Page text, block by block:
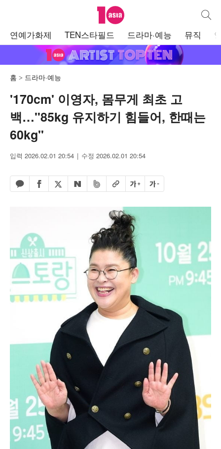
텐아시아 통합
연예가화제 TEN스타필드 드라마·예능 뮤직
홈 드라마·예능
'170cm' 이영자, 몸무게 최초 고
백…"85kg 유지하기 힘들어, 한때는
60kg"
입력 2026.02.01 20:54 수정 2026.02.01 20:54
카카오톡 공유하기
페이스북 공유하기
엑스 공유하기
네이버 공유하기
밴드 공유하기
URL복사글자 크게글자 작게